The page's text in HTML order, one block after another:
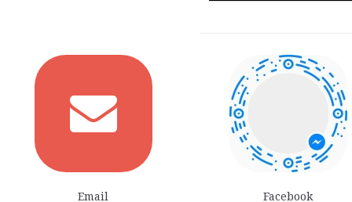
Email Facebook